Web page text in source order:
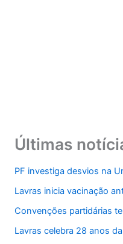
Últimas
PF investiga desvios na
Lavras inicia vacinação
Convenções partidárias
Lavras celebra 28 anos